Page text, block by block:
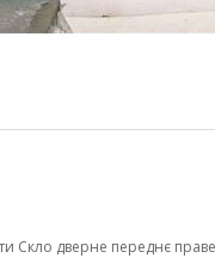
Скло дверне переднє